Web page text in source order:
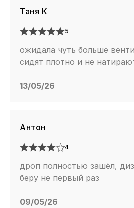
Таня К
5
ожидала чуть больше
сидят плотно и не
13/05/26
Антон
4
дроп полностью зашёл,
беру не первый раз
09/05/26